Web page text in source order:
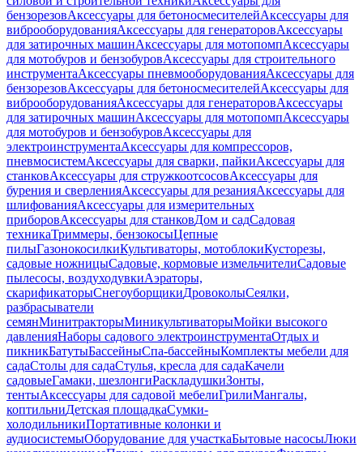
бензорезовАксессуары для бетоносмесителейАксессуары для
виброоборудованияАксессуары для генераторовАксессуары
для затирочных машинАксессуары для мотопомпАксессуары
для мотобуров и бензобуровАксессуары для строительного
инструментаАксессуары пневмооборудованияАксессуары для
бензорезовАксессуары для бетоносмесителейАксессуары для
виброоборудованияАксессуары для генераторовАксессуары
для затирочных машинАксессуары для мотопомпАксессуары
для мотобуров и бензобуровАксессуары для
электроинструментаАксессуары для компрессоров,
пневмосистемАксессуары для сварки, пайкиАксессуары для
станковАксессуары для стружкоотсосовАксессуары для
бурения и сверленияАксессуары для резанияАксессуары для
шлифованияАксессуары для измерительных
приборовАксессуары для станковДом и садСадовая
техникаТриммеры, бензокосыЦепные
пилыГазонокосилкиКультиваторы, мотоблокиКусторезы,
садовые ножницыСадовые, кормовые измельчителиСадовые
пылесосы, воздуходувкиАэраторы,
скарификаторыСнегоуборщикиДровоколыСеялки,
разбрасыватели
семянМинитракторыМиникультиваторыМойки высокого
давленияНаборы садового электроинструментаОтдых и
пикникБатутыБассейныСпа-бассейныКомплекты мебели для
садаСтолы для садаСтулья, кресла для садаКачели
садовыеГамаки, шезлонгиРаскладушкиЗонты,
тентыАксессуары для садовой мебелиГрилиМангалы,
коптильниДетская площадкаСумки-
холодильникиПортативные колонки и
аудиосистемыОборудование для участкаБытовые насосыЛюки